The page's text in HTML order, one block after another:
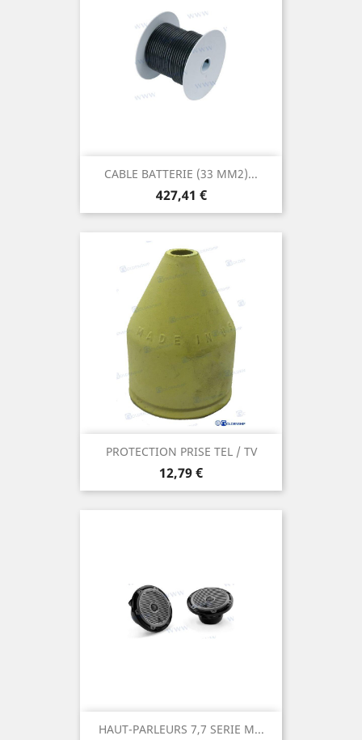
CABLE BATTERIE (33 MM2)...
Prix
427,41 €
PROTECTION PRISE TEL / TV
Prix
12,79 €
HAUT-PARLEURS 7,7 SERIE M...